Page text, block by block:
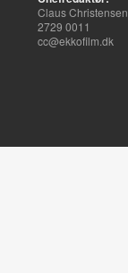
Claus Christensen
2729 0011
cc@ekkofilm.dk